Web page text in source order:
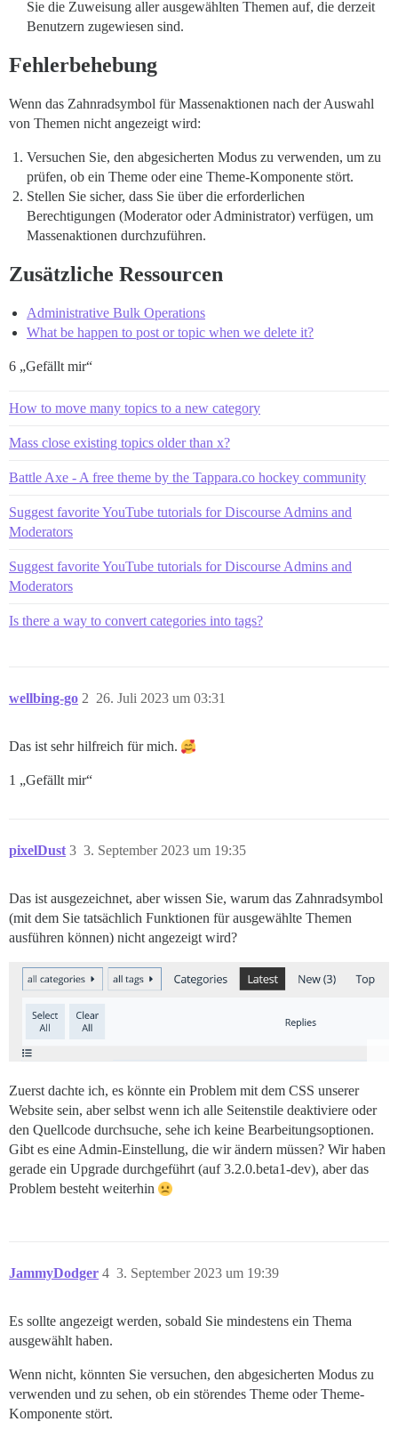
Sie die Zuweisung aller ausgewählten Themen auf, die derzeit
Benutzern zugewiesen sind.
Fehlerbehebung
Wenn das Zahnradsymbol für Massenaktionen nach der Auswahl
von Themen nicht angezeigt wird:
Versuchen Sie, den abgesicherten Modus zu verwenden, um zu
prüfen, ob ein Theme oder eine Theme-Komponente stört.
Stellen Sie sicher, dass Sie über die erforderlichen
Berechtigungen (Moderator oder Administrator) verfügen, um
Massenaktionen durchzuführen.
Zusätzliche Ressourcen
Administrative Bulk Operations
What be happen to post or topic when we delete it?
6 „Gefällt mir“
How to move many topics to a new category
Mass close existing topics older than x?
Battle Axe - A free theme by the Tappara.co hockey community
Suggest favorite YouTube tutorials for Discourse Admins and
Moderators
Suggest favorite YouTube tutorials for Discourse Admins and
Moderators
Is there a way to convert categories into tags?
wellbing-go 26. Juli 2023 um 03:31
2
Das ist sehr hilfreich für mich.
1 „Gefällt mir“
pixelDust 3. September 2023 um 19:35
3
Das ist ausgezeichnet, aber wissen Sie, warum das Zahnradsymbol
(mit dem Sie tatsächlich Funktionen für ausgewählte Themen
ausführen können) nicht angezeigt wird?
Zuerst dachte ich, es könnte ein Problem mit dem CSS unserer
Website sein, aber selbst wenn ich alle Seitenstile deaktiviere oder
den Quellcode durchsuche, sehe ich keine Bearbeitungsoptionen.
Gibt es eine Admin-Einstellung, die wir ändern müssen? Wir haben
gerade ein Upgrade durchgeführt (auf 3.2.0.beta1-dev), aber das
Problem besteht weiterhin
JammyDodger 3. September 2023 um 19:39
4
Es sollte angezeigt werden, sobald Sie mindestens ein Thema
ausgewählt haben.
Wenn nicht, könnten Sie versuchen, den abgesicherten Modus zu
verwenden und zu sehen, ob ein störendes Theme oder Theme-
Komponente stört.